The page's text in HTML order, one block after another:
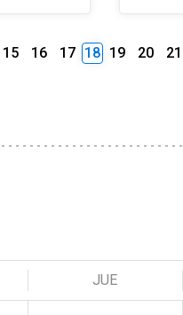
15 16 17 18 19 20 21
JUE